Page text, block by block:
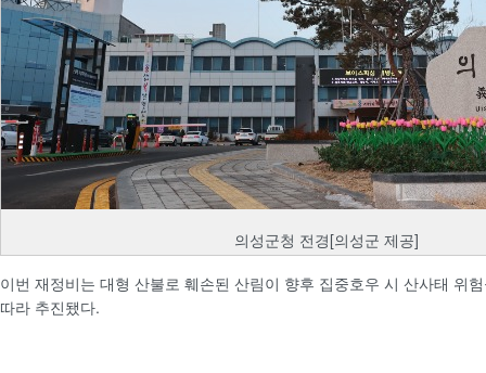
의성군청 전경[의성군 제공]
이번 재정비는 대형 산불로 훼손된 산림이 향후 집중호우 시 산사태 위
따라 추진됐다.